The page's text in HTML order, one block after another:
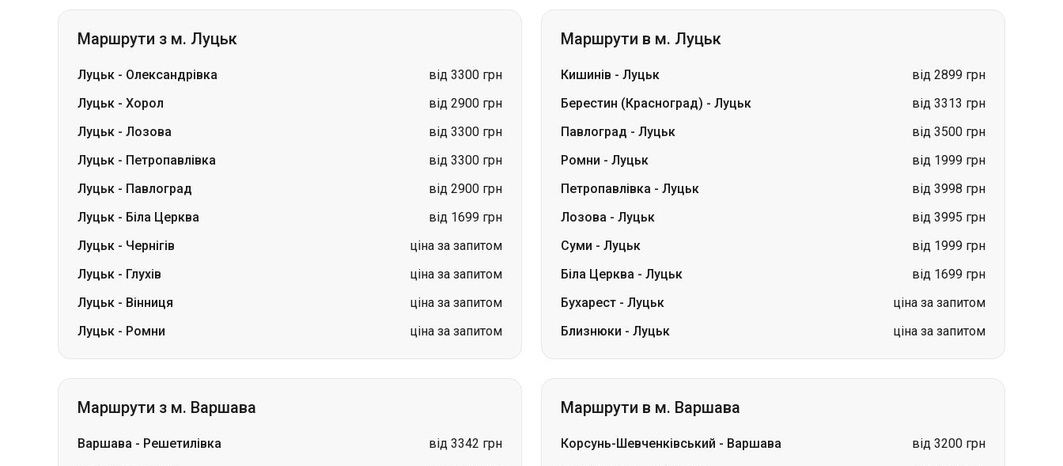
Луцьк-Лозова
Луцьк - Петропавлівка
від 3300 грн
Луцьк - Павлоград
від 2900 грн
Луцьк - Біла Церква
від 1699 грн
Луцьк - Чернігів
ціна за запитом
Луцьк - Глухів
ціна за запитом
Луцьк - Вінниця
ціна за запитом
Луцьк - Ромни ціна за запитом
Павлоград - Луцьк
Ромни- Луцьк
від 1999 грн
Петропавлівка-Луцьк
від 3998 грн
Лозова-Луцьк
від 3995 грн
Суми- Луцьк
від 1999 грн
Біла Церква-Луцьк
від 1699 грн
Бухарест -Луцьк
ціна за запитом
Близнюки-Луцьк ціна за запитом
Маршрути з м. Варшава
Варшава-Решетилівка
від 3342 грн
Варшава- Самбір
Варшава - Млинів
від 2000 грн
Маршрути в м. Варшава
Корсунь-Шевченківський-Варшава
від 3200 грн
Бердичів- Варшава
Київ-Варшава
від 3050 грн